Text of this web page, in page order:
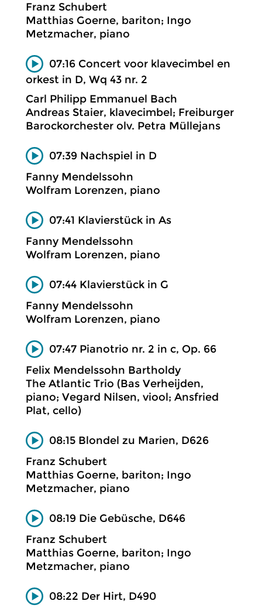
Franz Schubert
Matthias Goerne, bariton; Ingo
Metzmacher, piano
07:16 Concert voor klavecimbel en
orkest in D, Wq 43 nr. 2
Carl Philipp Emmanuel Bach
Andreas Staier, klavecimbel; Freiburger
Barockorchester olv. Petra Müllejans
07:39 Nachspiel in D
Fanny Mendelssohn
Wolfram Lorenzen, piano
07:41 Klavierstück in As
Fanny Mendelssohn
Wolfram Lorenzen, piano
07:44 Klavierstück in G
Fanny Mendelssohn
Wolfram Lorenzen, piano
07:47 Pianotrio nr. 2 in c, Op. 66
Felix Mendelssohn Bartholdy
The Atlantic Trio (Bas Verheijden,
piano; Vegard Nilsen, viool; Ansfried
Plat, cello)
08:15 Blondel zu Marien, D626
Franz Schubert
Matthias Goerne, bariton; Ingo
Metzmacher, piano
08:19 Die Gebüsche, D646
Franz Schubert
Matthias Goerne, bariton; Ingo
Metzmacher, piano
08:22 Der Hirt, D490